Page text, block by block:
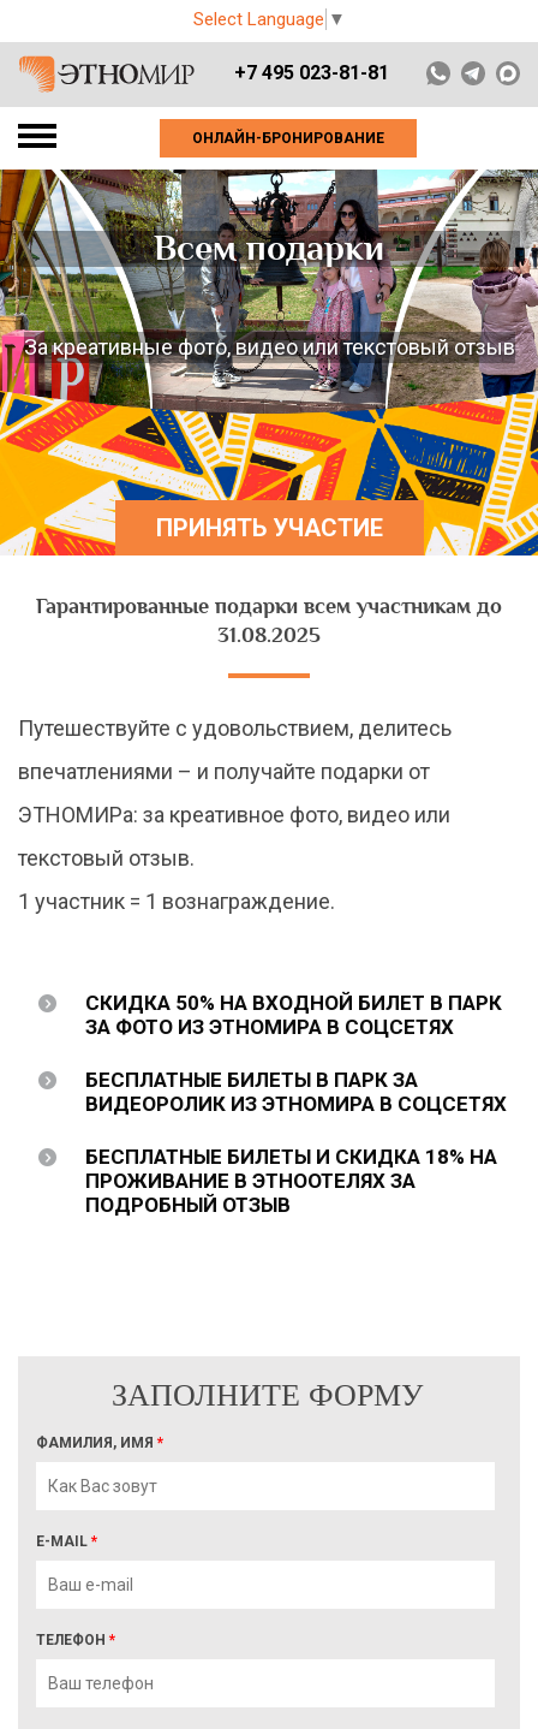
Select Language ▼
+7 495 023-81-81
ОНЛАЙН-БРОНИРОВАНИЕ
Всем подарки
За креативные фото, видео или текстовый отзыв
ПРИНЯТЬ УЧАСТИЕ
Гарантированные подарки всем участникам до
31.08.2025
Путешествуйте с удовольствием, делитесь
впечатлениями – и получайте подарки от
ЭТНОМИРа: за креативное фото, видео или
текстовый отзыв.
1 участник = 1 вознаграждение.
СКИДКА 50% НА ВХОДНОЙ БИЛЕТ В ПАРК
ЗА ФОТО ИЗ ЭТНОМИРА В СОЦСЕТЯХ
БЕСПЛАТНЫЕ БИЛЕТЫ В ПАРК ЗА
ВИДЕОРОЛИК ИЗ ЭТНОМИРА В СОЦСЕТЯХ
БЕСПЛАТНЫЕ БИЛЕТЫ И СКИДКА 18% НА
ПРОЖИВАНИЕ В ЭТНООТЕЛЯХ ЗА
ПОДРОБНЫЙ ОТЗЫВ
ЗАПОЛНИТЕ ФОРМУ
ФАМИЛИЯ, ИМЯ *
E-MAIL *
ТЕЛЕФОН *